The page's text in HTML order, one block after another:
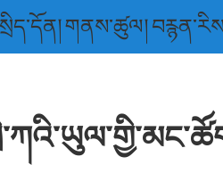
སྲིད་དོན།གནས་ཚུལ།